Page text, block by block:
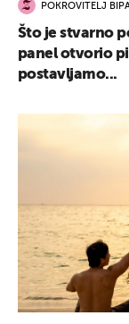
POKROVITELJ
Što je stvarno
panel otvorio
postavljamo...